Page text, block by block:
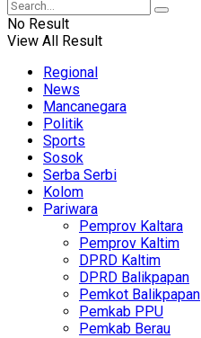
No Result
View All Result
Regional
News
Mancanegara
Politik
Sports
Sosok
Serba Serbi
Kolom
Pariwara
Pemprov Kaltara
Pemprov Kaltim
DPRD Kaltim
DPRD Balikpapan
Pemkot Balikpapan
Pemkab PPU
Pemkab Berau